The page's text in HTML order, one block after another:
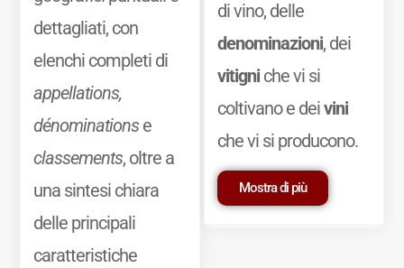
dettagliati, con
elenchi completi di
appellations,
dénominationse
classements, oltre a
una sintesi chiara
delle principali
caratteristiche
di vino, delle
denominazioni, dei
vitigniche vi si
coltivano e deivini
che vi si producono.
Mostra di più